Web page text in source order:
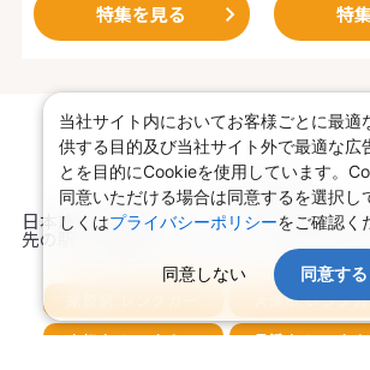
特集を見る
特
レンタカー
日本旅行では数多くのレンタカーを取り
先の駅・空港からレンタカーをお探しいた
大津市 レンタ
彦根市 レンタカー
長浜市 レンタ
当社サイト内においてお客様ごとに最適
供する目的及び当社サイト外で最適な広
とを目的にCookieを使用しています。
同意いただける場合は同意するを選択し
しくはプライバシーポリシーをご確認く
同意しない 同意する